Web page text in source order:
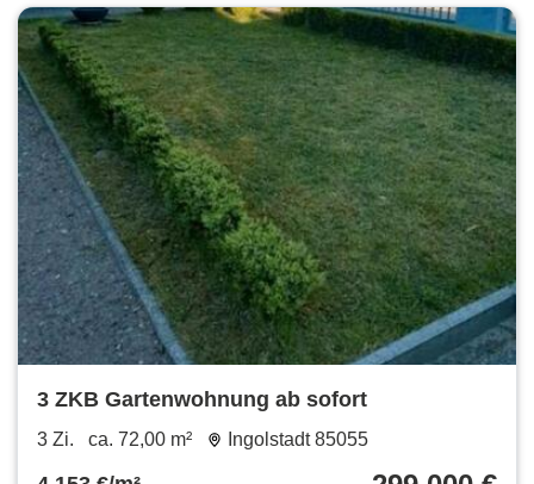
3 ZKB Gartenwohnung ab sofort
3 Zi. ca. 72,00 m² Ingolstadt 85055